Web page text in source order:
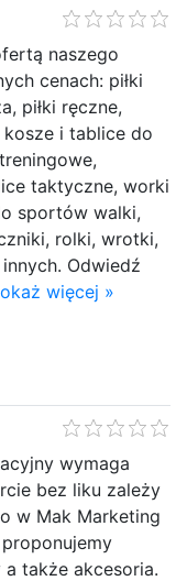
naszego
cenach: piłki
piłki ręczne,
kosze i tablice do
taktyczne, worki
sportów walki,
rolki, wrotki,
Odwiedź
więcej »
wymaga
bez liku zależy
w Mak Marketing
także akcesoria.